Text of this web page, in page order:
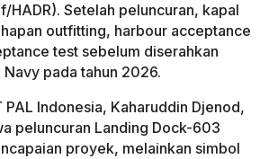
HADR). Setelah peluncuran, kapal
outfitting, harbour acceptance
test sebelum diserahkan
pada tahun 2026.
PAL Indonesia, Kaharuddin Djenod,
peluncuran Landing Dock-603
proyek, melainkan simbol